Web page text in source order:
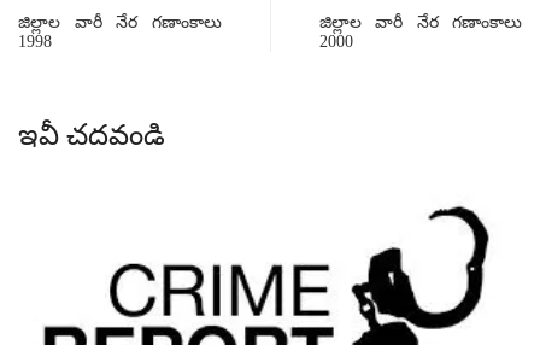
జిల్లాల వారీ నేర గణాంకాలు
1998
జిల్లాల వారీ నేర గణాంకాలు
2000
ఇవీ చదవండి